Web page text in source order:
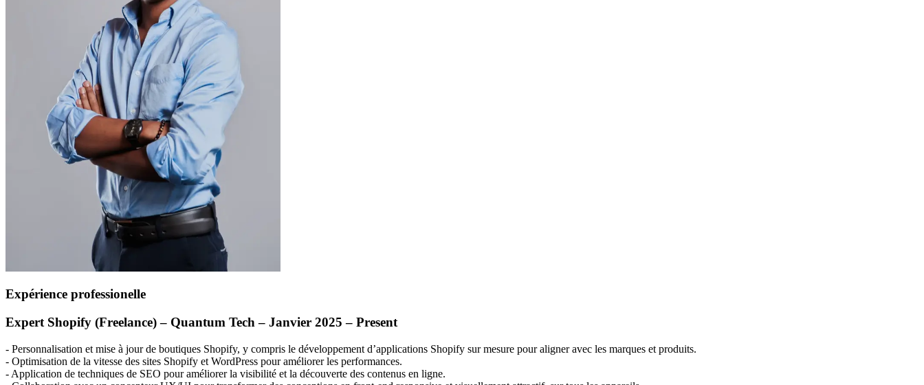
Expérience professionelle
Expert Shopify (Freelance) – Quantum Tech – Janvier 2025 – Present
- Personnalisation et mise à jour de boutiques Shopify, y compris le développement d’applications Shopify sur mesure pour aligner avec les marques et produits.
- Optimisation de la vitesse des sites Shopify et WordPress pour améliorer les performances.
- Application de techniques de SEO pour améliorer la visibilité et la découverte des contenus en ligne.